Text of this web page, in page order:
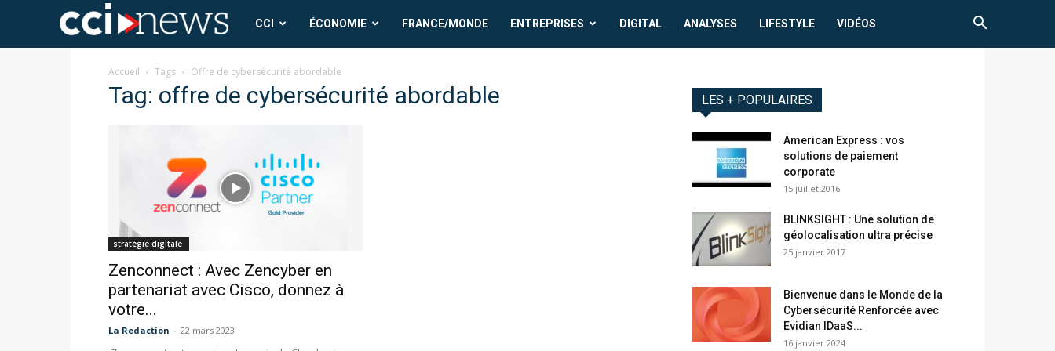
CCI
News
CCI ÉCONOMIE FRANCE/MONDE ENTREPRISES DIGITAL ANALYSES LIFESTYLE VIDÉOS
Accueil Tags Offre de cybersécurité abordable
Tag: offre de cybersécurité abordable
stratégie digitale
Zenconnect : Avec Zencyber en
partenariat avec Cisco, donnez à
votre...
La Redaction - 22 mars 2023
LES + POPULAIRES
American Express : vos
solutions de paiement
corporate
15 juillet 2016
BLINKSIGHT : Une solution de
géolocalisation ultra précise
25 janvier 2017
Bienvenue dans le Monde de la
Cybersécurité Renforcée avec
Evidian IDaaS...
16 janvier 2024